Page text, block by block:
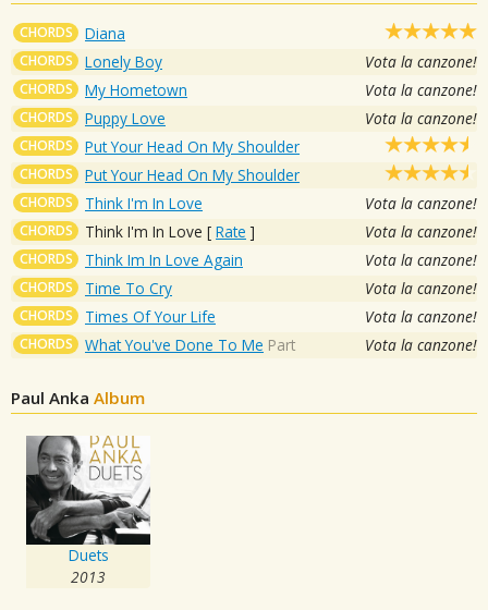
CHORDS Diana
CHORDS Lonely Boy Vota la canzone!
CHORDS My Hometown Vota la canzone!
CHORDS Puppy Love Vota la canzone!
CHORDS Put Your Head On My Shoulder
CHORDS Put Your Head On My Shoulder
CHORDS Think I'm In Love Vota la canzone!
CHORDS Think I'm In Love [ Rate ] Vota la canzone!
CHORDS Think Im In Love Again Vota la canzone!
CHORDS Time To Cry Vota la canzone!
CHORDS Times Of Your Life Vota la canzone!
CHORDS What You've Done To Me Part Vota la canzone!
Paul Anka Album
Duets
2013